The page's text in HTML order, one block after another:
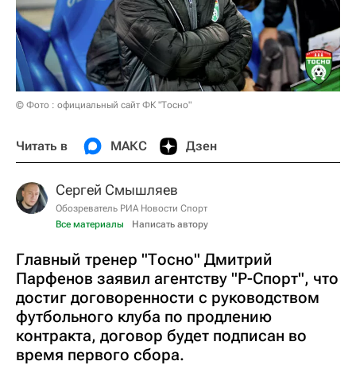
© Фото : официальный сайт ФК "Тосно"
Читать в МАКС Дзен
Сергей Смышляев
Обозреватель РИА Новости Спорт
Все материалы
Написать автору
Главный тренер "Тосно" Дмитрий
Парфенов заявил агентству "Р-Спорт", что
достиг договоренности с руководством
футбольного клуба по продлению
контракта, договор будет подписан во
время первого сбора.